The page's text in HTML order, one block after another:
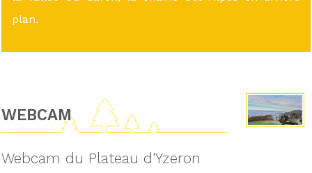
plan.
WEBCAM
Webcam du Plateau d'Yzeron